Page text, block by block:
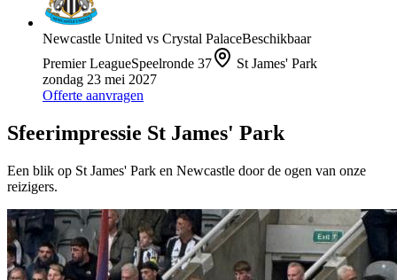
Newcastle United vs Crystal PalaceBeschikbaar
Premier LeagueSpeelronde 37
St James' Park
zondag 23 mei 2027
Offerte aanvragen
Sfeerimpressie St James' Park
Een blik op St James' Park en Newcastle door de ogen van onze
reizigers.